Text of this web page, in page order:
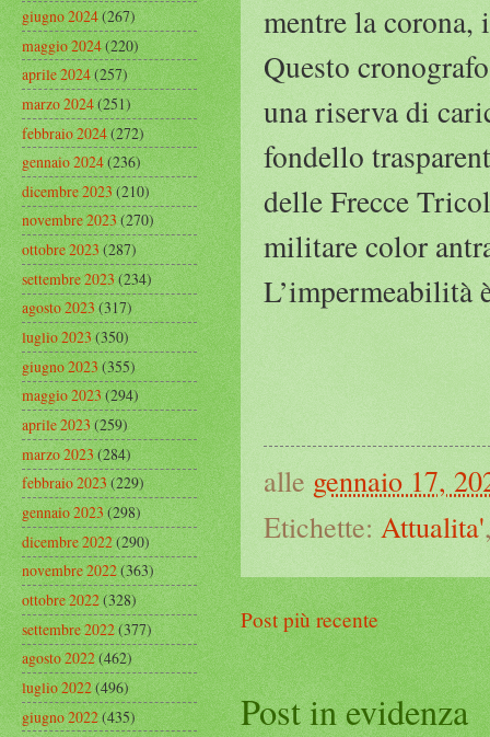
mentre la
Questo
una riserva di
fondello
delle Frecce
militare color
L’impermeabilità
alle gennaio 17,
Etichette: Attualita'
Post più recente
Post in evidenza
giugno 2024(267)
maggio 2024(220)
aprile 2024(257)
marzo 2024(251)
febbraio 2024(272)
gennaio 2024(236)
dicembre 2023(210)
novembre 2023(270)
ottobre 2023(287)
settembre 2023(234)
agosto 2023(317)
luglio 2023(350)
giugno 2023(355)
maggio 2023(294)
aprile 2023(259)
marzo 2023(284)
febbraio 2023(229)
gennaio 2023(298)
dicembre 2022(290)
novembre 2022(363)
ottobre 2022(328)
settembre 2022(377)
agosto 2022(462)
luglio 2022(496)
giugno 2022(435)